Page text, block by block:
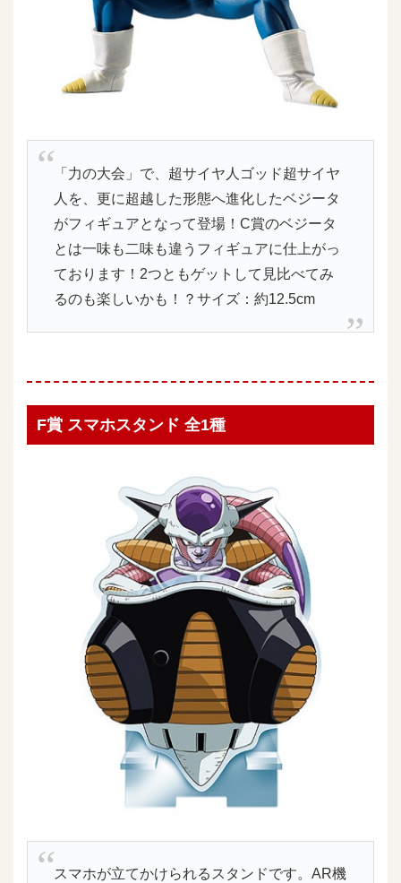
「力の大会」で、超サイヤ人ゴッド超サイヤ
人を、更に超越した形態へ進化したベジータ
がフィギュアとなって登場！C賞のベジータ
とは一味も二味も違うフィギュアに仕上がっ
ております！2つともゲットして見比べてみ
るのも楽しいかも！？サイズ：約12.5cm
F賞 スマホスタンド 全1種
スマホが立てかけられるスタンドです。AR機